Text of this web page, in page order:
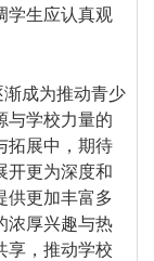
学生应认真观
成为推动青少
与学校力量的
拓展中，期待
开更为深度和
供更加丰富多
浓厚兴趣与热
享，推动学校